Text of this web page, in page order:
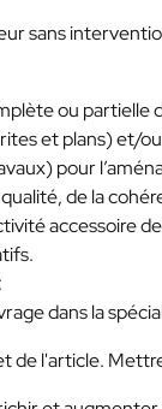
sans
ou
et plans) et/
pour
de la
accessoire
dans la
de l'article.